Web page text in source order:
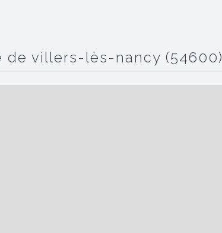
de villers-lès-nancy (54600)